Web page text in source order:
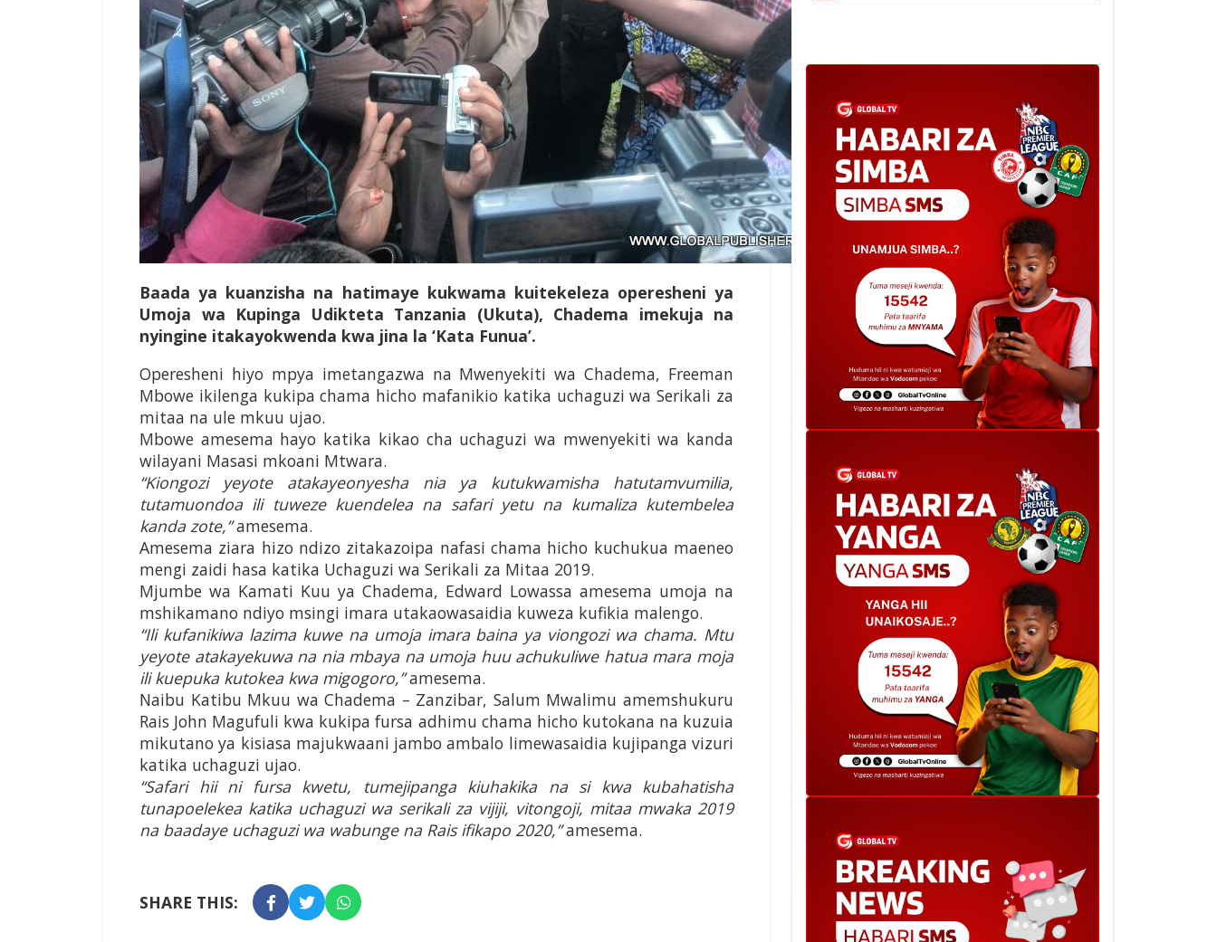
Baada ya kuanzisha na hatimaye kukwama kuitekeleza operesheni ya
Umoja wa Kupinga Udikteta Tanzania (Ukuta), Chadema imekuja na
nyingine itakayokwenda kwa jina la ‘Kata Funua’.
Operesheni hiyo mpya imetangazwa na Mwenyekiti wa Chadema, Freeman
Mbowe ikilenga kukipa chama hicho mafanikio katika uchaguzi wa Serikali za
mitaa na ule mkuu ujao.
Mbowe amesema hayo katika kikao cha uchaguzi wa mwenyekiti wa kanda
wilayani Masasi mkoani Mtwara.
“Kiongozi yeyote atakayeonyesha nia ya kutukwamisha hatutamvumilia,
tutamuondoa ili tuweze kuendelea na safari yetu na kumaliza kutembelea
kanda zote,”amesema.
Amesema ziara hizo ndizo zitakazoipa nafasi chama hicho kuchukua maeneo
mengi zaidi hasa katika Uchaguzi wa Serikali za Mitaa 2019.
Mjumbe wa Kamati Kuu ya Chadema, Edward Lowassa amesema umoja na
mshikamano ndiyo msingi imara utakaowasaidia kuweza kufikia malengo.
“Ili kufanikiwa lazima kuwe na umoja imara baina ya viongozi wa chama. Mtu
yeyote atakayekuwa na nia mbaya na umoja huu achukuliwe hatua mara moja
ili kuepuka kutokea kwa migogoro,”amesema.
Naibu Katibu Mkuu wa Chadema – Zanzibar, Salum Mwalimu amemshukuru
Rais John Magufuli kwa kukipa fursa adhimu chama hicho kutokana na kuzuia
mikutano ya kisiasa majukwaani jambo ambalo limewasaidia kujipanga vizuri
katika uchaguzi ujao.
“Safari hii ni fursa kwetu, tumejipanga kiuhakika na si kwa kubahatisha
tunapoelekea katika uchaguzi wa serikali za vijiji, vitongoji, mitaa mwaka 2019
na baadaye uchaguzi wa wabunge na Rais ifikapo 2020,”amesema.
SHARE THIS: